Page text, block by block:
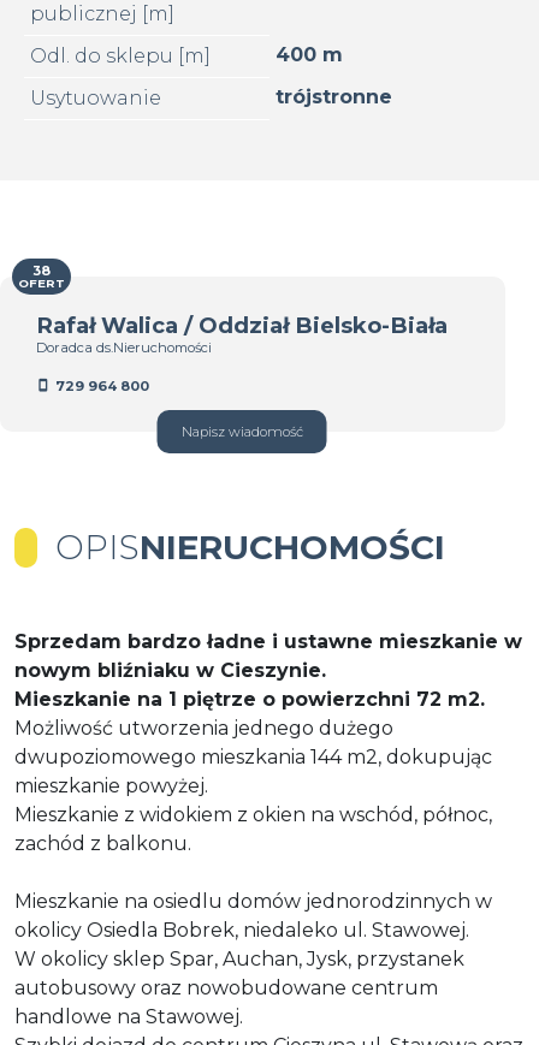
publicznej [m]
Odl. do sklepu [m]
400 m
Usytuowanie
trójstronne
Rafał Walica / Oddział Bielsko-Biała
Doradca ds.Nieruchomości
729 964 800
Napisz wiadomość
38
OFERT
OPISNIERUCHOMOŚCI
Sprzedam bardzo ładne i ustawne mieszkanie w
nowym bliźniaku w Cieszynie.
Mieszkanie na 1 piętrze o powierzchni 72 m2.
Możliwość utworzenia jednego dużego
dwupoziomowego mieszkania 144 m2, dokupując
mieszkanie powyżej.
Mieszkanie z widokiem z okien na wschód, północ,
zachód z balkonu.
Mieszkanie na osiedlu domów jednorodzinnych w
okolicy Osiedla Bobrek, niedaleko ul. Stawowej.
W okolicy sklep Spar, Auchan, Jysk, przystanek
autobusowy oraz nowobudowane centrum
handlowe na Stawowej.